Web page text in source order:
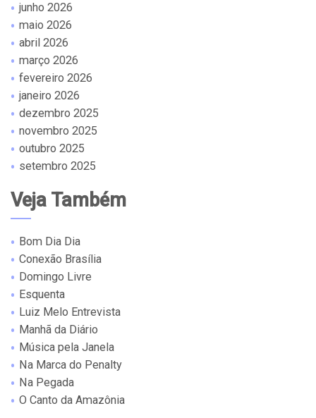
junho 2026
maio 2026
abril 2026
março 2026
fevereiro 2026
janeiro 2026
dezembro 2025
novembro 2025
outubro 2025
setembro 2025
Veja Também
Bom Dia Dia
Conexão Brasília
Domingo Livre
Esquenta
Luiz Melo Entrevista
Manhã da Diário
Música pela Janela
Na Marca do Penalty
Na Pegada
O Canto da Amazônia